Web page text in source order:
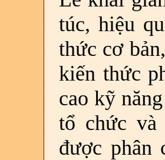
túc, hiệu
thức cơ
kiến thức
cao kỹ
tổ chức và
được phân